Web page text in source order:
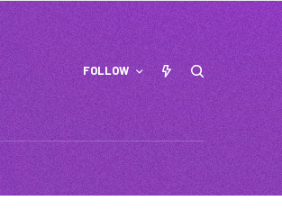
FOLLOW